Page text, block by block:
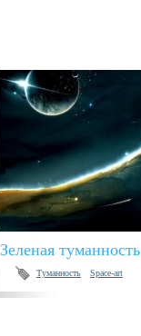
Зеленая туманность
Туманность Space-art